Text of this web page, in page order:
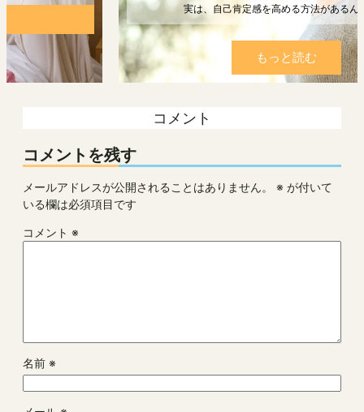
実は、自己肯定感を高める方法があるんです。
もっと読む
コメント
コメントを残す
メールアドレスが公開されることはありません。 ※ が付いて
いる欄は必須項目です
コメント ※
名前 ※